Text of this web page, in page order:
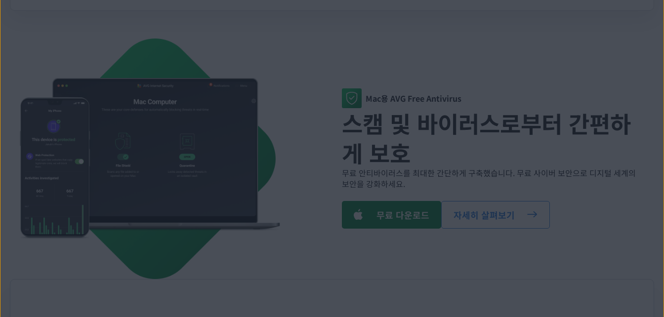
Mac용 AVG Free Antivirus
스캠 및 바이러스로부터 간편하
게 보호
무료 안티바이러스를 최대한 간단하게 구축했습니다. 무료 사이버 보안으로 디지털 세계의
보안을 강화하세요.
무료 다운로드 자세히 살펴보기